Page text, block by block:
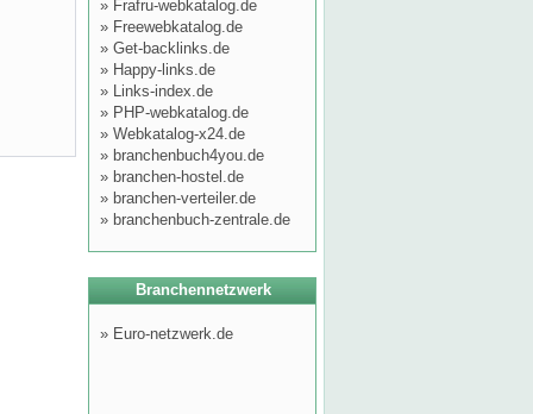
» Frafru-webkatalog.de
» Freewebkatalog.de
» Get-backlinks.de
» Happy-links.de
» Links-index.de
» PHP-webkatalog.de
» Webkatalog-x24.de
» branchenbuch4you.de
» branchen-hostel.de
» branchen-verteiler.de
» branchenbuch-zentrale.de
Branchennetzwerk
» Euro-netzwerk.de